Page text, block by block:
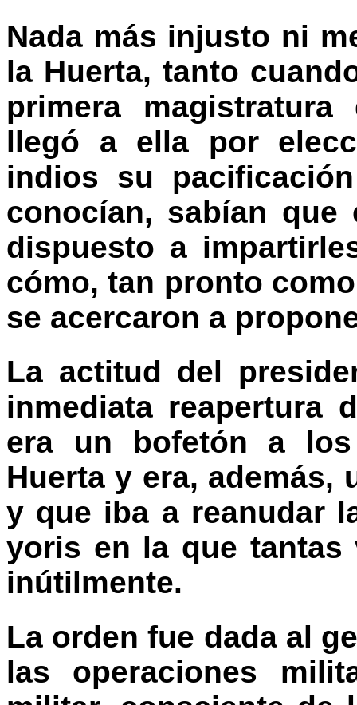
Nada más injusto ni
la Huerta, tanto
primera
llegó a ella por
indios su
conocían, sabían
dispuesto a
cómo, tan pronto
se acercaron a
La actitud del
inmediata reapertura
era un bofetón a
Huerta y era, además,
y que iba a reanudar
yoris en la que tantas
inútilmente.
La orden fue dada al
las operaciones